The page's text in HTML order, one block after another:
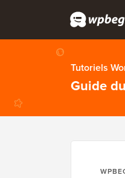
Tutoriels
Guide